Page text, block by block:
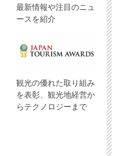
最新情報や注目のニュ
ースを紹介
観光の優れた取り組み
を表彰、観光地経営か
らテクノロジーまで